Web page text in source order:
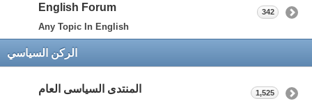
English Forum
Any Topic In English
342
الركن السياسي
المنتدى السياسى العام 1,525